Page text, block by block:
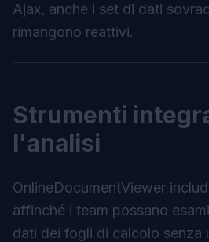
Ajax, anche i set di dati
rimangono reattivi.
Strumenti
l'analisi
OnlineDocumentViewer
affinché i team possano
dati dei fogli di calcolo senza